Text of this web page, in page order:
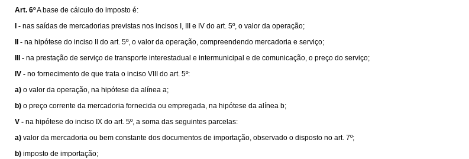
Art. 6ºA base de cálculo do imposto é:
I - nas saídas de mercadorias previstas nos incisos I, III e IV do art. 5º, o valor da operação;
II - na hipótese do inciso II do art. 5º, o valor da operação, compreendendo mercadoria e serviço;
III - na prestação de serviço de transporte interestadual e intermunicipal e de comunicação, o preço do serviço;
IV - no fornecimento de que trata o inciso VIII do art. 5º:
a) o valor da operação, na hipótese da alínea a;
b) o preço corrente da mercadoria fornecida ou empregada, na hipótese da alínea b;
V - na hipótese do inciso IX do art. 5º, a soma das seguintes parcelas:
a) valor da mercadoria ou bem constante dos documentos de importação, observado o disposto no art. 7º;
b) imposto de importação;